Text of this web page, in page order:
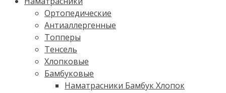
Ортопедические
Антиаллергенные
Топперы
Тенсель
Хлопковые
Бамбуковые
Наматрасники Бамбук Хлопок